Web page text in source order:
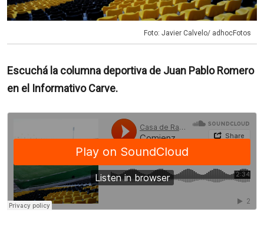
Foto: Javier Calvelo/ adhocFotos
Escuchá la columna deportiva de Juan Pablo Romero
en el Informativo Carve.